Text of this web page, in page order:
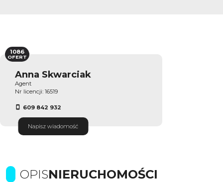
Anna Skwarciak
Agent
Nr licencji: 16519
609 842 932
Napisz wiadomość
1086
OFERT
OPISNIERUCHOMOŚCI